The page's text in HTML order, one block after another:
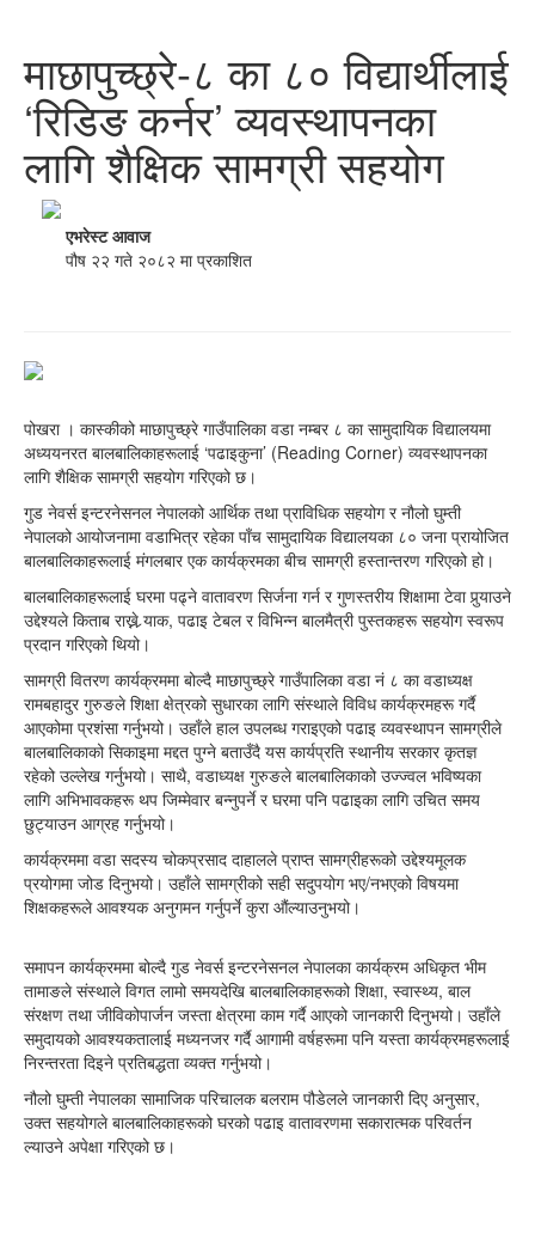
माछापुच्छ्रे-८ का ८० विद्यार्थीलाई
‘रिडिङ कर्नर’ व्यवस्थापनका
लागि शैक्षिक सामग्री सहयोग
एभरेस्ट आवाज
पौष २२ गते २०८२ मा प्रकाशित
पोखरा । कास्कीको माछापुच्छ्रे गाउँपालिका वडा नम्बर ८ का सामुदायिक विद्यालयमा
अध्ययनरत बालबालिकाहरूलाई ‘पढाइकुना’ (Reading Corner) व्यवस्थापनका
लागि शैक्षिक सामग्री सहयोग गरिएको छ।
गुड नेवर्स इन्टरनेसनल नेपालको आर्थिक तथा प्राविधिक सहयोग र नौलो घुम्ती
नेपालको आयोजनामा वडाभित्र रहेका पाँच सामुदायिक विद्यालयका ८० जना प्रायोजित
बालबालिकाहरूलाई मंगलबार एक कार्यक्रमका बीच सामग्री हस्तान्तरण गरिएको हो।
बालबालिकाहरूलाई घरमा पढ्ने वातावरण सिर्जना गर्न र गुणस्तरीय शिक्षामा टेवा पुर्‍याउने
उद्देश्यले किताब राख्ने र्‍याक, पढाइ टेबल र विभिन्न बालमैत्री पुस्तकहरू सहयोग स्वरूप
प्रदान गरिएको थियो।
सामग्री वितरण कार्यक्रममा बोल्दै माछापुच्छ्रे गाउँपालिका वडा नं ८ का वडाध्यक्ष
रामबहादुर गुरुङले शिक्षा क्षेत्रको सुधारका लागि संस्थाले विविध कार्यक्रमहरू गर्दै
आएकोमा प्रशंसा गर्नुभयो। उहाँले हाल उपलब्ध गराइएको पढाइ व्यवस्थापन सामग्रीले
बालबालिकाको सिकाइमा मद्दत पुग्ने बताउँदै यस कार्यप्रति स्थानीय सरकार कृतज्ञ
रहेको उल्लेख गर्नुभयो। साथै, वडाध्यक्ष गुरुङले बालबालिकाको उज्ज्वल भविष्यका
लागि अभिभावकहरू थप जिम्मेवार बन्नुपर्ने र घरमा पनि पढाइका लागि उचित समय
छुट्याउन आग्रह गर्नुभयो।
कार्यक्रममा वडा सदस्य चोकप्रसाद दाहालले प्राप्त सामग्रीहरूको उद्देश्यमूलक
प्रयोगमा जोड दिनुभयो। उहाँले सामग्रीको सही सदुपयोग भए/नभएको विषयमा
शिक्षकहरूले आवश्यक अनुगमन गर्नुपर्ने कुरा औंल्याउनुभयो।
समापन कार्यक्रममा बोल्दै गुड नेवर्स इन्टरनेसनल नेपालका कार्यक्रम अधिकृत भीम
तामाङले संस्थाले विगत लामो समयदेखि बालबालिकाहरूको शिक्षा, स्वास्थ्य, बाल
संरक्षण तथा जीविकोपार्जन जस्ता क्षेत्रमा काम गर्दै आएको जानकारी दिनुभयो। उहाँले
समुदायको आवश्यकतालाई मध्यनजर गर्दै आगामी वर्षहरूमा पनि यस्ता कार्यक्रमहरूलाई
निरन्तरता दिइने प्रतिबद्धता व्यक्त गर्नुभयो।
नौलो घुम्ती नेपालका सामाजिक परिचालक बलराम पौडेलले जानकारी दिए अनुसार,
उक्त सहयोगले बालबालिकाहरूको घरको पढाइ वातावरणमा सकारात्मक परिवर्तन
ल्याउने अपेक्षा गरिएको छ।